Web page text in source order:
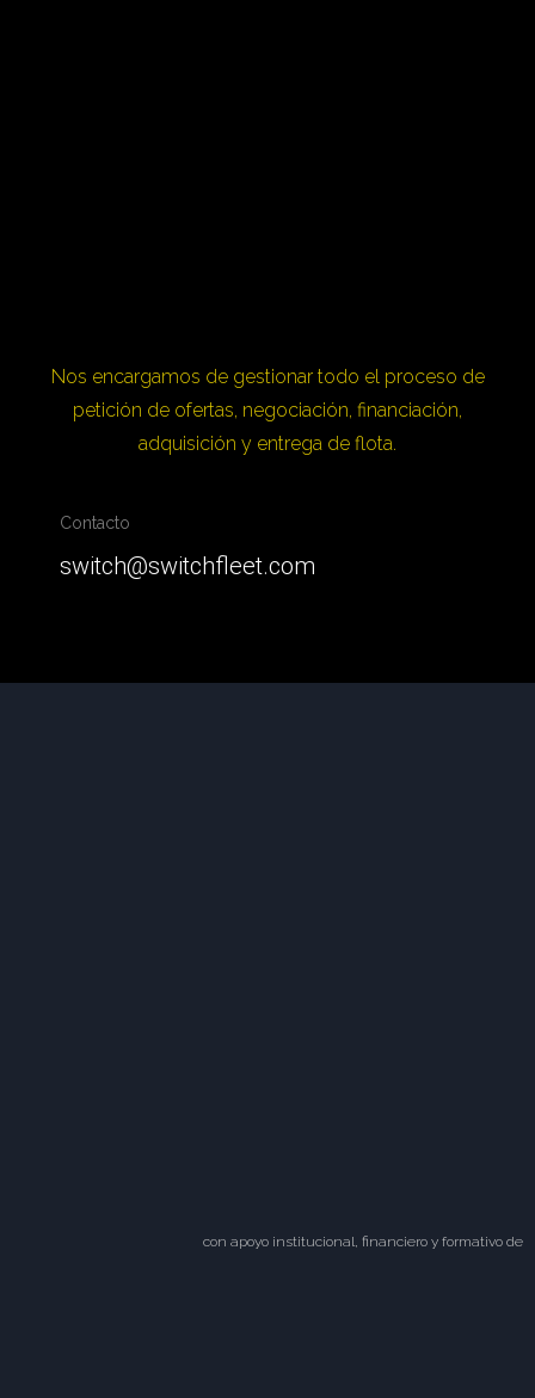
Nos encargamos de gestionar todo el proceso de
petición de ofertas, negociación, financiación,
adquisición y entrega de flota.
Contacto
switch@switchfleet.com
con apoyo institucional, financiero y formativo de